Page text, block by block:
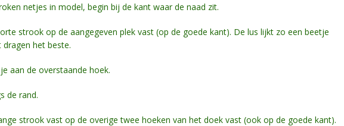
netjes in model, begin bij de kant waar de naad zit.
strook op de aangegeven plek vast (op de goede kant). De lus lijkt zo een beetje
het beste.
aan de overstaande hoek.
de rand.
strook vast op de overige twee hoeken van het doek vast (ook op de goede kant).